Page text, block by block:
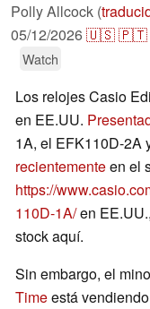
Polly Allcock (
05/12/2026🇺🇸🇵🇹
Watch
Los relojes Casio
en EE.UU.
1A, el EFK110D-2A
recientementeen el
https://
110D-1A/en
stock aquí.
Sin embargo, el
Timeestá